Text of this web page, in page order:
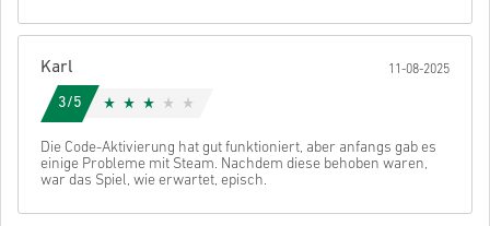
Karl 11-08-2025
3/5
Die Code-Aktivierung hat gut funktioniert, aber anfangs gab es
einige Probleme mit Steam. Nachdem diese behoben waren,
war das Spiel, wie erwartet, episch.